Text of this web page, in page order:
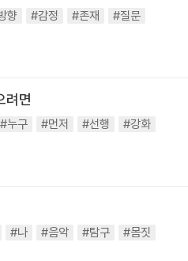
향 #감정 #존재
#질문
려면
#누구 #먼저 #선행
#강화
#나 #음악 #탐구
#몸짓